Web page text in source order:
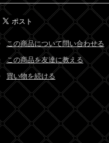
この商品について問い合わせる
この商品を友達に教える
買い物を続ける